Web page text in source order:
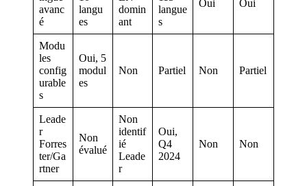
avanc
é
langu
es
domin
ant
langue
s
Oui Oui
Modu
les
config
urable
s
Oui, 5
modul
es
Non Partiel Non Partiel
Leade
r
Forres
ter/Ga
rtner
Non
évalué
Non
identif
ié
Leade
r
Oui,
Q4
2024
Non Non